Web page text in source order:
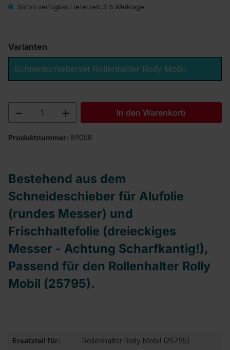
Sofort verfügbar, Lieferzeit: 3-5 Werktage
Varianten
Schneidschieberset Rollenhalter Rolly Mobil
Produkt Anzahl: Gib den gewünschten
In den Warenkorb
Produktnummer: 89058
Bestehend aus dem
Schneideschieber für Alufolie
(rundes Messer) und
Frischhaltefolie (dreieckiges
Messer - Achtung Scharfkantig!),
Passend für den Rollenhalter Rolly
Mobil (25795).
Ersatzteil für: Rollenhalter Rolly Mobil (25795)